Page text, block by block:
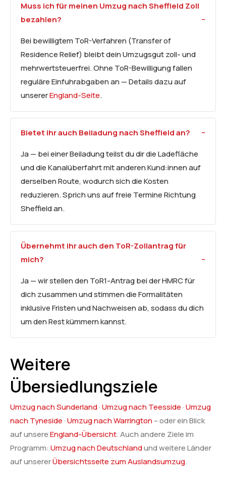
Muss ich für meinen Umzug nach Sheffield Zoll
bezahlen?
Bei bewilligtem ToR-Verfahren (Transfer of
Residence Relief) bleibt dein Umzugsgut zoll- und
mehrwertsteuerfrei. Ohne ToR-Bewilligung fallen
reguläre Einfuhrabgaben an — Details dazu auf
unsererEngland-Seite.
Bietet ihr auch Beiladung nach Sheffield an?
Ja — bei einer Beiladung teilst du dir die Ladefläche
und die Kanalüberfahrt mit anderen Kund:innen auf
derselben Route, wodurch sich die Kosten
reduzieren. Sprich uns auf freie Termine Richtung
Sheffield an.
Übernehmt ihr auch den ToR-Zollantrag für
mich?
Ja — wir stellen den ToR1-Antrag bei der HMRC für
dich zusammen und stimmen die Formalitäten
inklusive Fristen und Nachweisen ab, sodass du dich
um den Rest kümmern kannst.
Weitere
Übersiedlungsziele
Umzug nach Sunderland·Umzug nach Teesside ·Umzug
nach Tyneside ·Umzug nach Warrington– oder ein Blick
auf unsereEngland-Übersicht. Auch andere Ziele im
Programm: Umzug nach Deutschlandund weitere Länder
auf unsererÜbersichtsseite zum Auslandsumzug.